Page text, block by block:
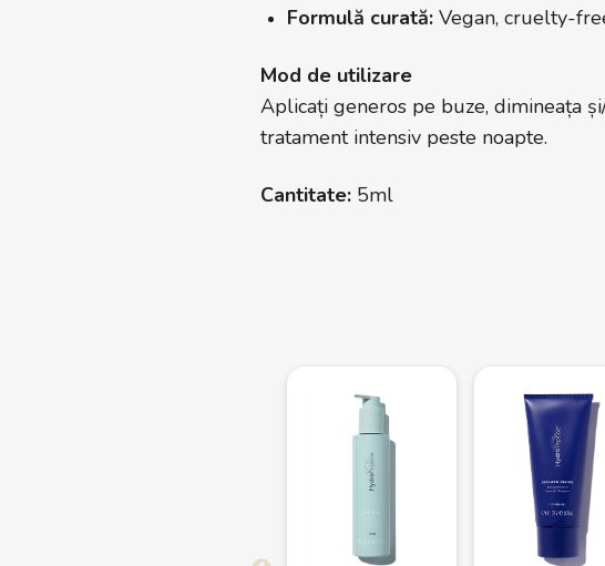
Formulă curată:Vegan, cruelty-
Mod de utilizare
Aplicați generos pe buze, dimineața
tratament intensiv peste noapte.
Cantitate: 5ml